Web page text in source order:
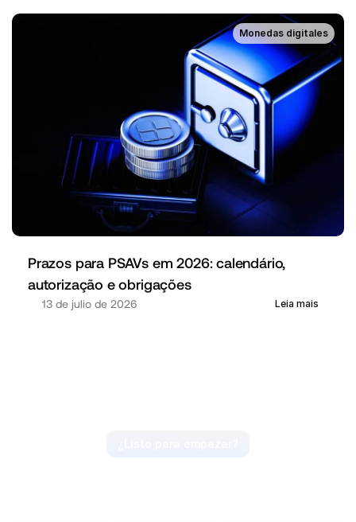
Monedas digitales
Prazos para PSAVs em 2026: calendário,
autorização e obrigações
13 de julio de 2026 Leia mais